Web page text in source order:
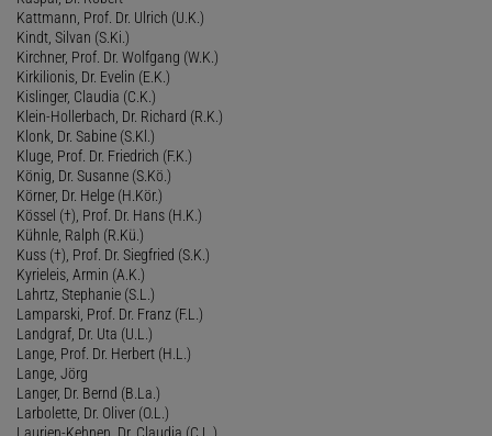
Kattmann, Prof. Dr. Ulrich (U.K.)
Kindt, Silvan (S.Ki.)
Kirchner, Prof. Dr. Wolfgang (W.K.)
Kirkilionis, Dr. Evelin (E.K.)
Kislinger, Claudia (C.K.)
Klein-Hollerbach, Dr. Richard (R.K.)
Klonk, Dr. Sabine (S.Kl.)
Kluge, Prof. Dr. Friedrich (F.K.)
König, Dr. Susanne (S.Kö.)
Körner, Dr. Helge (H.Kör.)
Kössel (†), Prof. Dr. Hans (H.K.)
Kühnle, Ralph (R.Kü.)
Kuss (†), Prof. Dr. Siegfried (S.K.)
Kyrieleis, Armin (A.K.)
Lahrtz, Stephanie (S.L.)
Lamparski, Prof. Dr. Franz (F.L.)
Landgraf, Dr. Uta (U.L.)
Lange, Prof. Dr. Herbert (H.L.)
Lange, Jörg
Langer, Dr. Bernd (B.La.)
Larbolette, Dr. Oliver (O.L.)
Laurien-Kehnen, Dr. Claudia (C.L.)